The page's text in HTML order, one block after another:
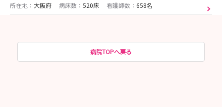
所在地： 大阪府 病床数： 520床 看護師数： 658名
病院TOPへ戻る